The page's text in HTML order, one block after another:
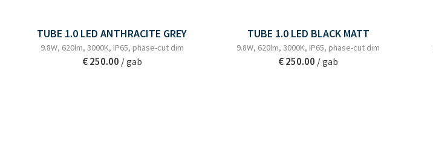
TUBE 1.0 LED ANTHRACITE GREY
9.8W, 620lm, 3000K, IP65, phase-cut dim
€ 250.00 / gab
TUBE 1.0 LED BLACK MATT
9.8W, 620lm, 3000K, IP65, phase-cut dim
€ 250.00 / gab